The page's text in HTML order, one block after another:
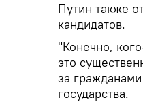
Путин также
кандидатов.
"Конечно,
это
за
государства.